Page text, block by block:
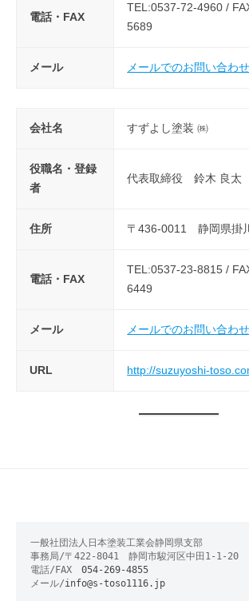
電話・FAX
TEL:0537-72-4960 /
5689
メール メールでのお問い合わせ
会社名 すずよし塗装 ㈱
役職名・登録
者
代表取締役 鈴木 良太
住所 〒436-0011 静岡県掛
電話・FAX
TEL:0537-23-8815 /
6449
メール メールでのお問い合わせ
URL http://suzuyoshi-
一般社団法人日本塗装工業会静岡県支部
事務局/〒422-8041　静岡市駿河区中田1-1-20
電話/FAX 054-269-4855
メール/info@s-toso1116.jp